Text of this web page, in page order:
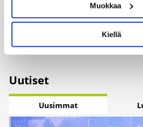
Lue lisää siitä, miten henkilötietojasi
suostumustasi tai peruuttaa sen
evästeilmoituksessa.
räätälöimiseen, sosiaalisen median
jaamme sosiaalisen median,
sivustoamme. Kumppanimme voivat
Muokkaa
Kiellä
Uutiset | 5.8.2026 14:40
Uutiset
Uusimmat